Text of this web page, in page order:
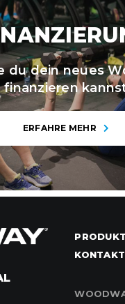
du dein neues
finanzieren
ERFAHRE MEHR
KONTAKT